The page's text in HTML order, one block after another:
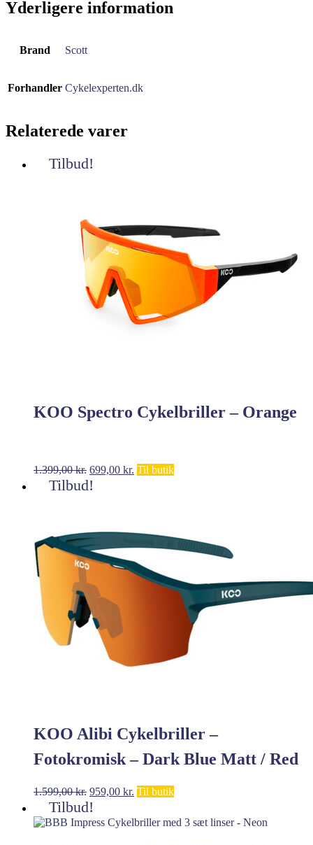
Yderligere information
Brand Scott
Forhandler Cykelexperten.dk
Relaterede varer
Tilbud!
KOO Spectro Cykelbriller – Orange
1.399,00kr. Den
oprindelige
pris
699,00 kr. Den
Til butik
Tilbud!
KOO Alibi Cykelbriller –
Fotokromisk – Dark Blue Matt / Red
Photochromic
1.599,00kr. Den
oprindelige
pris
var:
959,00 kr. Den
pris
er:
Til butik
Tilbud!